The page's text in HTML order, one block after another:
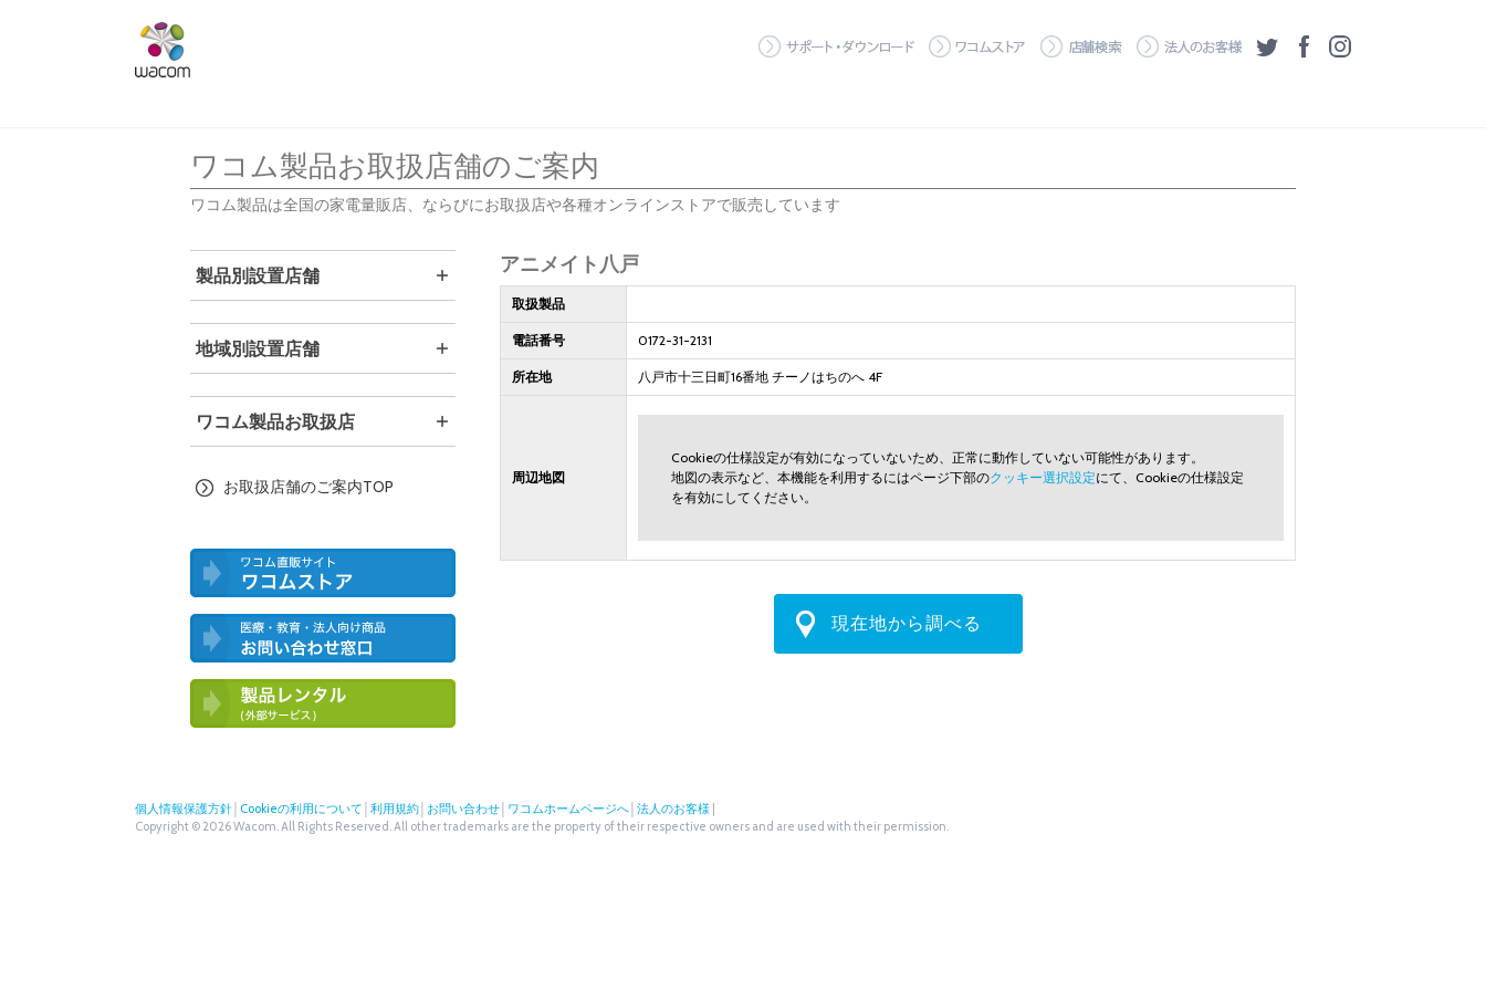
サポート・ダウンロード
ワコムストア 店舗検索 法人のお客様
ツイッターフェイスブック
ワコム製品お取扱店舗のご案内
ワコム製品は全国の家電量販店、ならびにお取扱店や各種オンラインストアで販売しています
アニメイト八戸
取扱製品
電話番号 0172-31-2131
所在地 八戸市十三日町16番地 チーノはちのへ 4F
周辺地図
Cookieの仕様設定が有効になっていないため、正常に動作していない可能性があります。
地図の表示など、本機能を利用するにはページ下部のクッキー選択設定にて、Cookieの仕様設定
を有効にしてください。
現在地から調べる
製品別設置店舗
地域別設置店舗
ワコム製品お取扱店
お取扱店舗のご案内TOP
わせ窓口
個人情報保護方針 Cookieの利用について 利用規約 お問い合わせ ワコムホームページへ 法人のお客様
Copyright © 2026 Wacom. All Rights Reserved. All other trademarks are the property of their respective owners and are used with their permission.